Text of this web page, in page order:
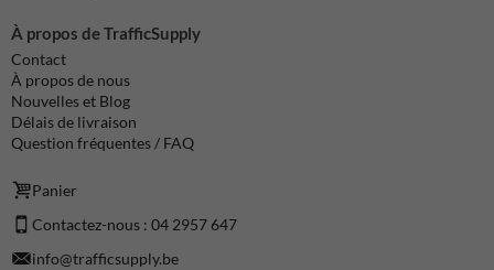
À propos de TrafficSupply
Contact
À propos de nous
Nouvelles et Blog
Délais de livraison
Question fréquentes / FAQ
Panier
Contactez-nous : 04 2957 647
info@trafficsupply.be